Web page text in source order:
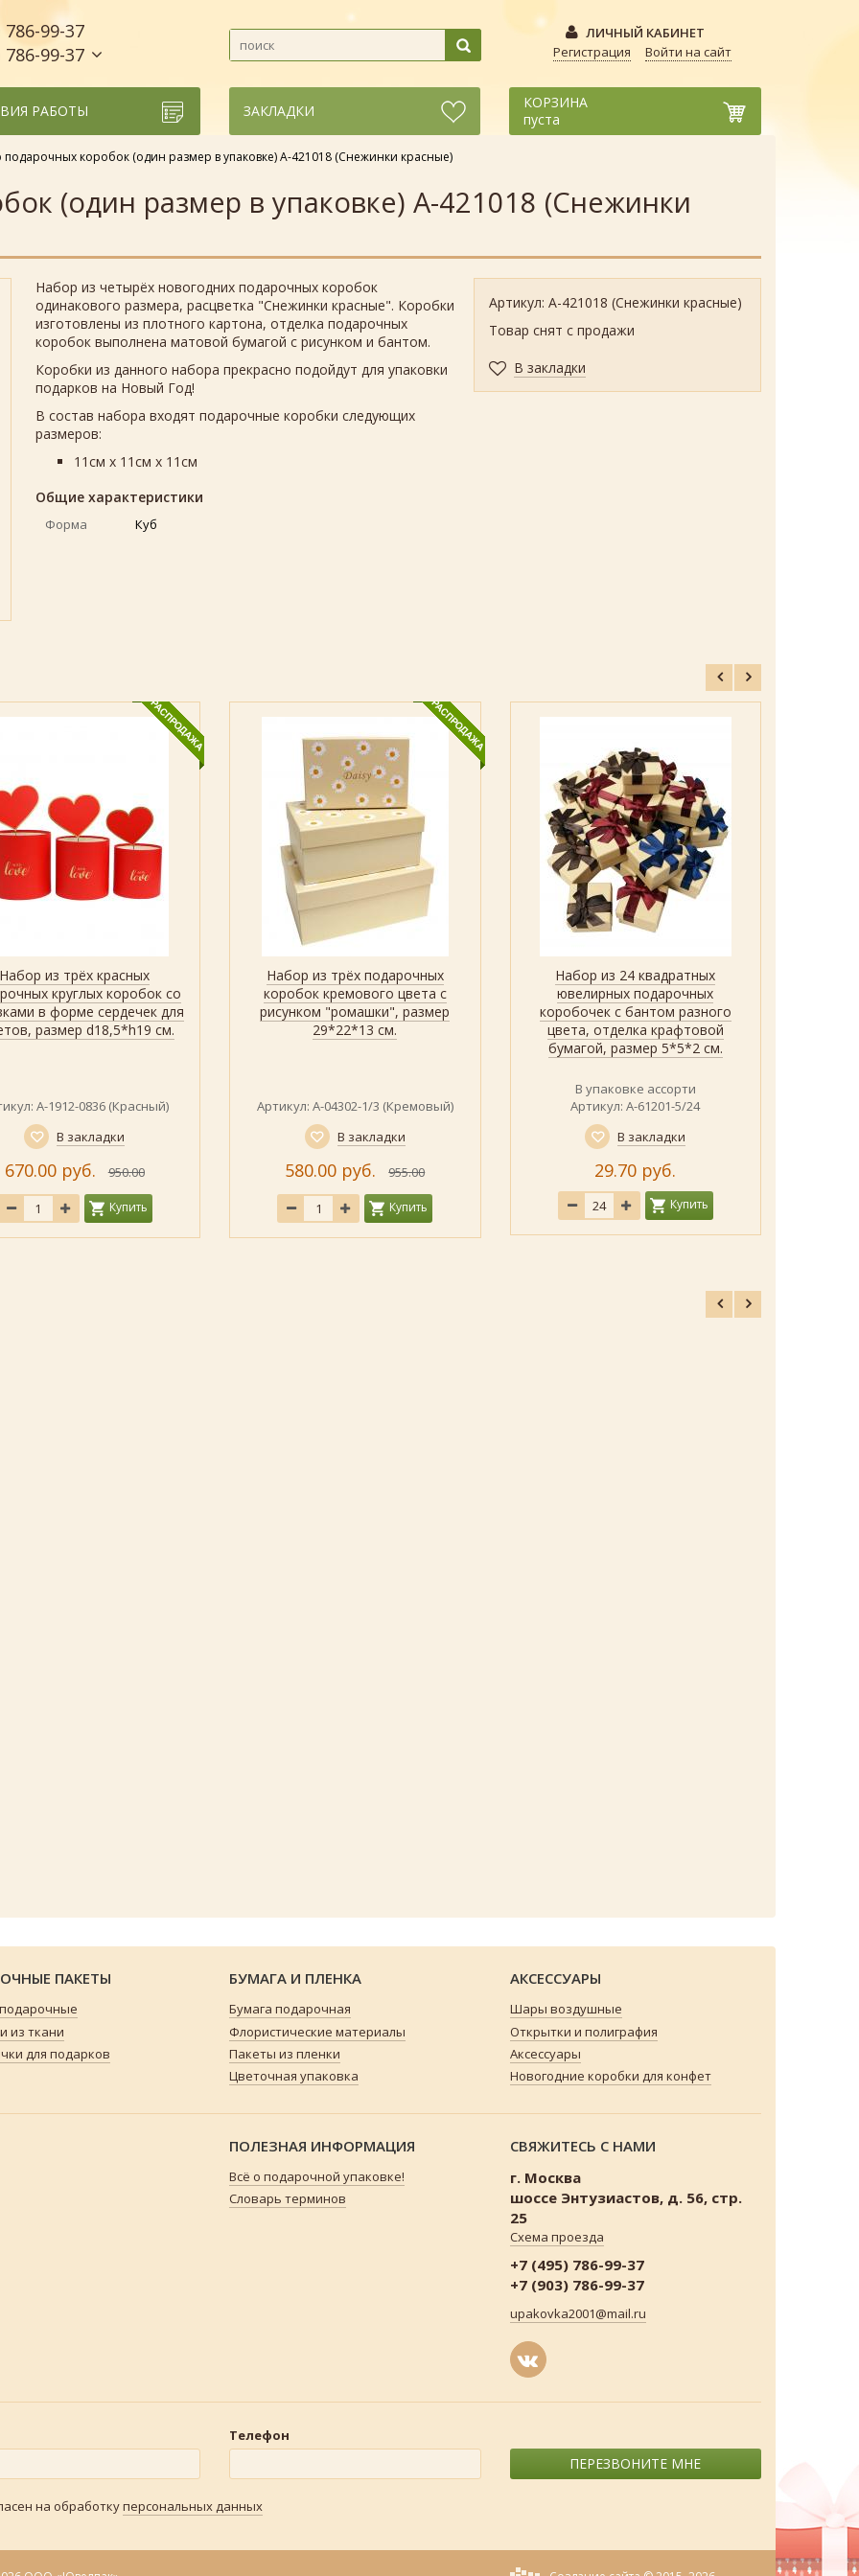
786-99-37
786-99-37
ЛИЧНЫЙ КАБИНЕТ
Регистрация
Войти на сайт
РАБОТЫ ЗАКЛАДКИ
КОРЗИНА
пуста
коробок (один размер в упаковке) А-421018 (Снежинки красные)
(один размер в упаковке) А-421018 (Снежинки
Артикул: А-421018 (Снежинки красные)
Товар снят с продажи
В закладки
Набор из четырёх новогодних подарочных коробок
одинакового размера, расцветка "Снежинки красные". Коробки
изготовлены из плотного картона, отделка подарочных
коробок выполнена матовой бумагой с рисунком и бантом.
Коробки из данного набора прекрасно подойдут для упаковки
подарков на Новый Год!
В состав набора входят подарочные коробки следующих
размеров:
11см х 11см х 11см
Общие характеристики
Форма Куб
Быстрый просмотр
Показать
Набор из трёх красных
круглых коробок со
в форме сердечек для
размер d18,5*h19 см.
А-1912-0836 (Красный)
В закладки
670.00 руб. 950.00
Купить
Быстрый просмотр
Показать
Набор из трёх подарочных
коробок кремового цвета с
рисунком "ромашки", размер
29*22*13 см.
Артикул: А-04302-1/3 (Кремовый)
В закладки
580.00 руб. 955.00
Купить
Быстрый просмотр
Показать
Набор из 24 квадратных
ювелирных подарочных
коробочек с бантом разного
цвета, отделка крафтовой
бумагой, размер 5*5*2 см.
В упаковке ассорти
Артикул: А-61201-5/24
В закладки
29.70 руб.
Купить
ПАКЕТЫ
из ткани
для подарков
БУМАГА И ПЛЕНКА
Бумага подарочная
Флористические материалы
Пакеты из пленки
Цветочная упаковка
АКСЕССУАРЫ
Шары воздушные
Открытки и полиграфия
Аксессуары
Новогодние коробки для конфет
ПОЛЕЗНАЯ ИНФОРМАЦИЯ
Всё о подарочной упаковке!
Словарь терминов
СВЯЖИТЕСЬ С НАМИ
г. Москва
шоссе Энтузиастов, д. 56, стр.
25
Схема проезда
+7 (495) 786-99-37
+7 (903) 786-99-37
upakovka2001@mail.ru
Телефон
ПЕРЕЗВОНИТЕ МНЕ
на обработкуперсональных данных